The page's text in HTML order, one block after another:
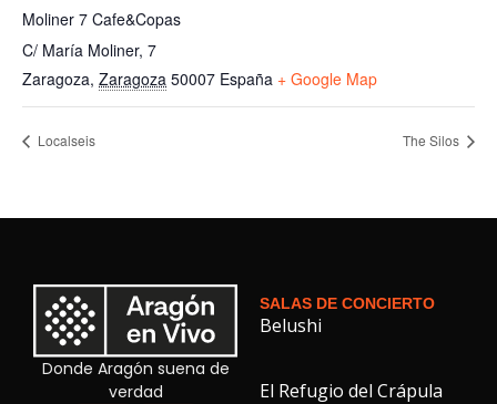
Moliner 7 Cafe&Copas
C/ María Moliner, 7
Zaragoza, Zaragoza 50007 España + Google Map
Localseis The Silos
Donde Aragón suena de
verdad
SALAS DE CONCIERTO
Belushi
El Refugio del Crápula